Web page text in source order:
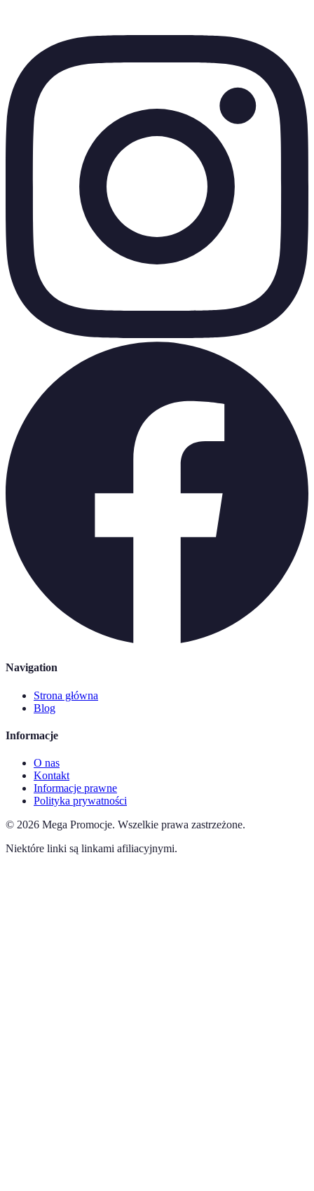
Navigation
Strona główna
Blog
Informacje
O nas
Kontakt
Informacje prawne
Polityka prywatności
© 2026 Mega Promocje. Wszelkie prawa zastrzeżone.
Niektóre linki są linkami afiliacyjnymi.